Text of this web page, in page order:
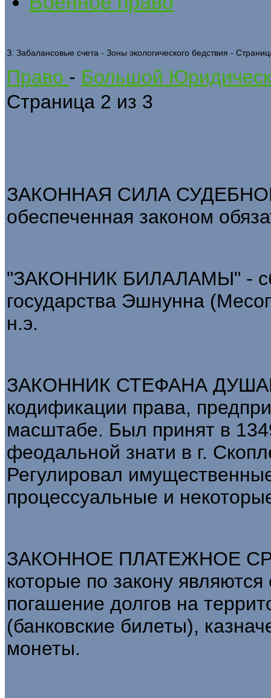
З. Забалансовые счета - Зоны экологического бедствия -
Право - Большой
Страница 2 из 3
ЗАКОННАЯ СИЛА
обеспеченная законом
"ЗАКОННИК БИЛАЛАМЫ" -
государства Эшнунна
н.э.
ЗАКОННИК СТЕФАНА
кодификации права,
масштабе. Был принят в
феодальной знати в г.
Регулировал
процессуальные и
ЗАКОННОЕ ПЛАТЕЖНОЕ
которые по закону
погашение долгов на
(банковские билеты),
монеты.